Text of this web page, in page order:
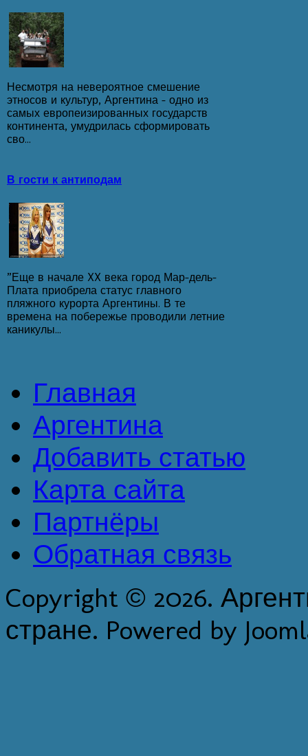
Несмотря на невероятное смешение
этносов и культур, Аргентина - одно из
самых европеизированных государств
континента, умудрилась сформировать
сво...
В гости к антиподам
”Еще в начале XX века город Мар-дель-
Плата приобрела статус главного
пляжного курорта Аргентины. В те
времена на побережье проводили летние
каникулы...
Главная
Аргентина
Добавить статью
Карта сайта
Партнёры
Обратная связь
Copyright © 2026.
стране. Powered by